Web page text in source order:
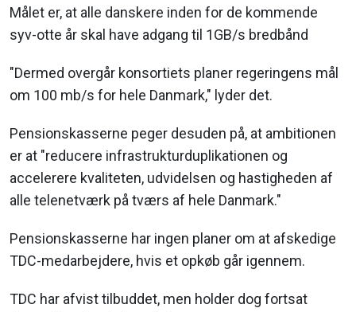
Målet er, at alle danskere inden for de kommende
syv-otte år skal have adgang til 1GB/s bredbånd
"Dermed overgår konsortiets planer regeringens mål
om 100 mb/s for hele Danmark," lyder det.
Pensionskasserne peger desuden på, at ambitionen
er at "reducere infrastrukturduplikationen og
accelerere kvaliteten, udvidelsen og hastigheden af
alle telenetværk på tværs af hele Danmark."
Pensionskasserne har ingen planer om at afskedige
TDC-medarbejdere, hvis et opkøb går igennem.
TDC har afvist tilbuddet, men holder dog fortsat